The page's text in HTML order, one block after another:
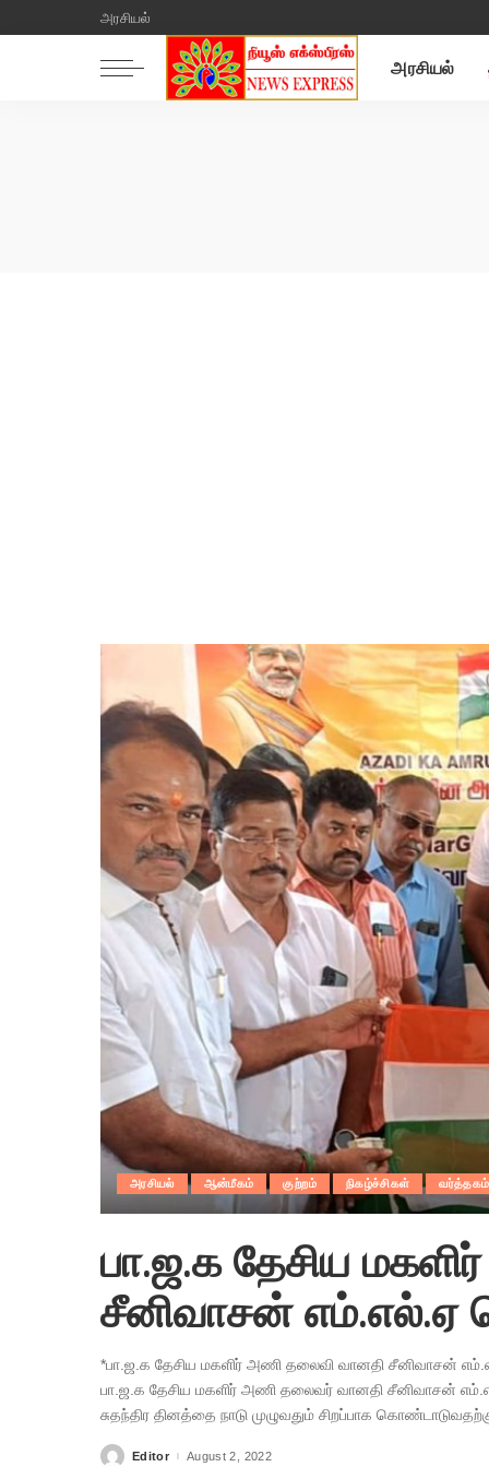
அரசியல்
அரசியல்
அரசியல் ஆன்மீகம் குற்றம் நிகழ்ச்சிகள் வர்த்தகம்
பா.ஜ.க தேசிய
சீனிவாசன் எம்.எல்.ஏ
*பா.ஜ.க தேசிய மகளிர் அணி தலைவி வானதி சீனிவாசன்
பா.ஜ.க தேசிய மகளிர் அணி தலைவர் வானதி சீனிவாசன்
சுதந்திர தினத்தை நாடு முழுவதும் சிறப்பாக
PostedEditor August 2, 2022